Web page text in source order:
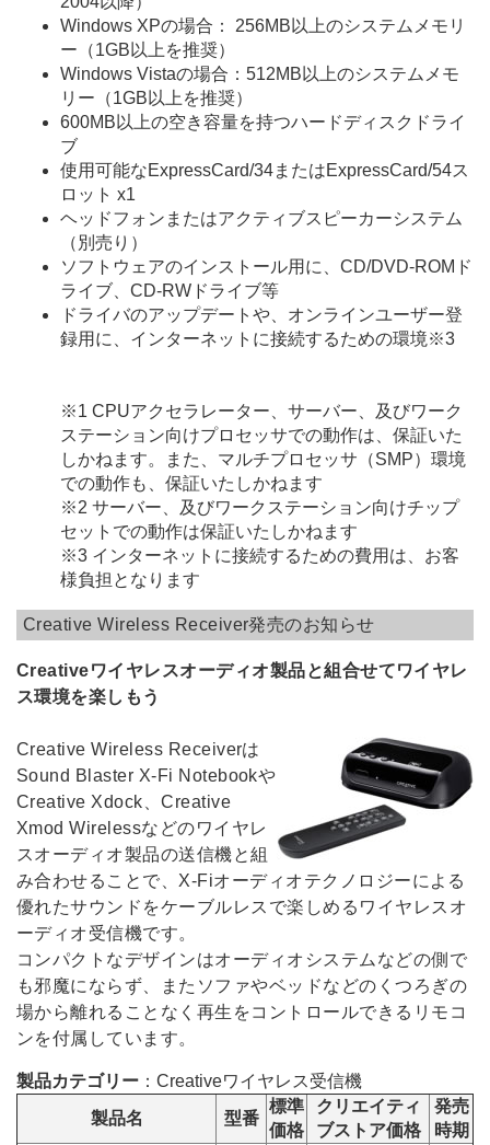
Windows XPの場合： 256MB以上のシステムメモリ
ー（1GB以上を推奨）
Windows Vistaの場合：512MB以上のシステムメモ
リー（1GB以上を推奨）
600MB以上の空き容量を持つハードディスクドライ
ブ
使用可能なExpressCard/34またはExpressCard/54ス
ロット x1
ヘッドフォンまたはアクティブスピーカーシステム
（別売り）
ソフトウェアのインストール用に、CD/DVD-ROMド
ライブ、CD-RWドライブ等
ドライバのアップデートや、オンラインユーザー登
録用に、インターネットに接続するための環境※3
※1 CPUアクセラレーター、サーバー、及びワーク
ステーション向けプロセッサでの動作は、保証いた
しかねます。また、マルチプロセッサ（SMP）環境
での動作も、保証いたしかねます
※2 サーバー、及びワークステーション向けチップ
セットでの動作は保証いたしかねます
※3 インターネットに接続するための費用は、お客
様負担となります
Creative Wireless Receiver発売のお知らせ
Creativeワイヤレスオーディオ製品と組合せてワイヤレ
ス環境を楽しもう
Creative Wireless Receiverは
Sound Blaster X-Fi Notebookや
Creative Xdock、Creative
Xmod Wirelessなどのワイヤレ
スオーディオ製品の送信機と組
み合わせることで、X-Fiオーディオテクノロジーによる
優れたサウンドをケーブルレスで楽しめるワイヤレスオ
ーディオ受信機です。
コンパクトなデザインはオーディオシステムなどの側で
も邪魔にならず、またソファやベッドなどのくつろぎの
場から離れることなく再生をコントロールできるリモコ
ンを付属しています。
製品カテゴリー ：Creativeワイヤレス受信機
製品名
型番
標準
価格
クリエイティ
ブストア価格
発売
時期